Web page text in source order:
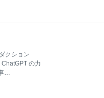
％で2016年7
過去の記
加する
々もがいて
バーフィッテ
そもそも、
なデータで
Pclass=3で見
クション
の力
切り直し）よ